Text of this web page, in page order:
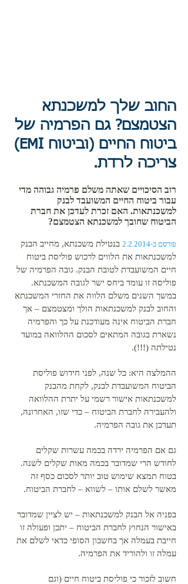
החוב שלך למשכנתא
הצטמצם? גם הפרמיה של
ביטוח החיים (וביטוח EMI)
צריכה לרדת.
רוב הסיכויים שאתה משלם פרמיה גבוהה מדי
עבור ביטוח החיים המשועבד לבנק
למשכנתאות. האם זכרת לעדכן את חברת
הביטוח שחובך למשכנתא הצטמצם?
פורסם ב-2.2.2014
בנטילת משכנתא, מחייב הבנק
למשכנתאות את הלווים לרכוש פוליסת ביטוח
חיים המשועבדת לטובת הבנק. גובה הפרמיה של
פוליסה זו עומד ביחס ישר לגובה המשכנתא.
במשך השנים משלם הלווה את החזרי המשכנתא
והחוב לבנק למשכנתאות הולך ומצטמצם – אך
חברת הביטוח אינה מעודכנת על כך והפרמיה
נשארת בגובה המתאים לסכום ההלוואה במועד
נטילתה (!!!).
ההמלצה היא: כל שנה, לפני חידוש פוליסת
הביטוח המשועבדת לבנק, לקחת מהבנק
למשכנתאות אישור רשמי על יתרת ההלוואה
ולהעבירה לחברת הביטוח – כדי שזו, האחרונה,
תעדכן את גובה הפרמיה.
גם אם הפרמיה ירדה בכמה עשרות שקלים
לחודש הרי שמדובר בכמה מאות שקלים לשנה.
בטוח תמצא שימוש טוב יותר לסכום כסף זה
מאשר לשלם אותו – לשווא – לחברת הביטוח.
בפניה אל הבנק למשכנתאות – יש לציין שמדובר
באישור הנחוץ לחברת הביטוח – יתכן ופעולה זו
חייבת בעמלה אך בחשבון הסופי כדאי לשלם את
עמלה זו ולהוריד את הפרמיה.
חשוב לזכור כי פוליסת ביטוח חיים (וגם